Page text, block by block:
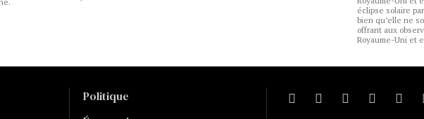
éclipse solaire
bien qu’elle ne
offrant aux
Royaume-Uni et
Politique